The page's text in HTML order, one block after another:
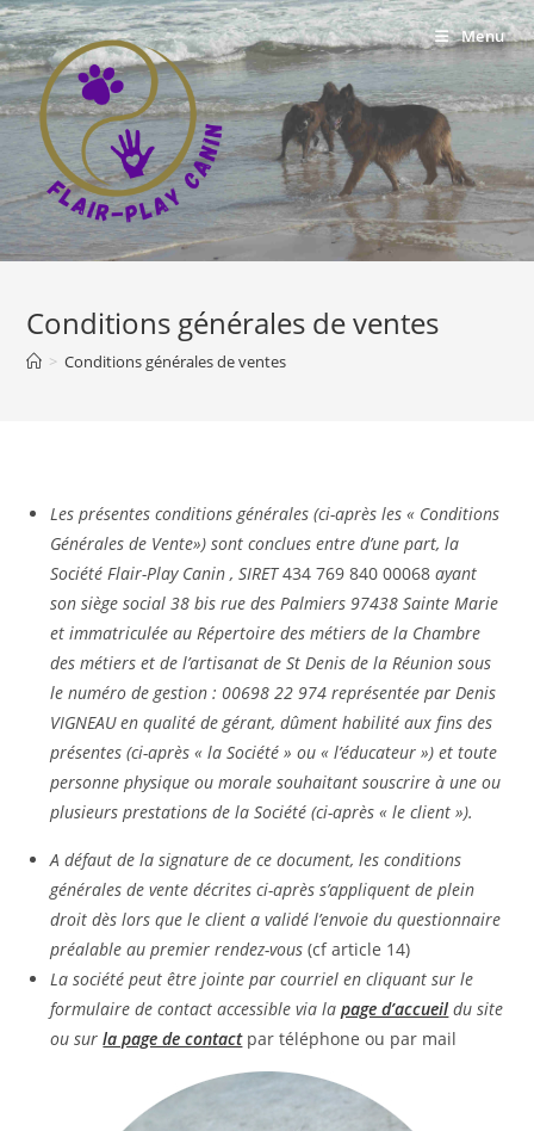
Skip
to
content
Menu
Conditions générales de ventes
> Conditions générales de ventes
Les présentes conditions générales (ci-après les « Conditions
Générales de Vente») sont conclues entre d’une part, la
Société Flair-Play Canin , SIRET434 769 840 00068ayant
son siège social 38 bis rue des Palmiers 97438 Sainte Marie
et immatriculée au Répertoire des métiers de la Chambre
des métiers et de l’artisanat de St Denis de la Réunion sous
le numéro de gestion : 00698 22 974 représentée par Denis
VIGNEAU en qualité de gérant, dûment habilité aux fins des
présentes (ci-après « la Société » ou « l’éducateur ») et toute
personne physique ou morale souhaitant souscrire à une ou
plusieurs prestations de la Société (ci-après « le client »).
A défaut de la signature de ce document, les conditions
générales de vente décrites ci-après s’appliquent de plein
droit dès lors que le client a validé l’envoie du questionnaire
préalable au premier rendez-vous (cf article 14)
La société peut être jointe par courriel en cliquant sur le
formulaire de contact accessible via lapage d’accueil du site
ou sur la page de contactpar téléphone ou par mail